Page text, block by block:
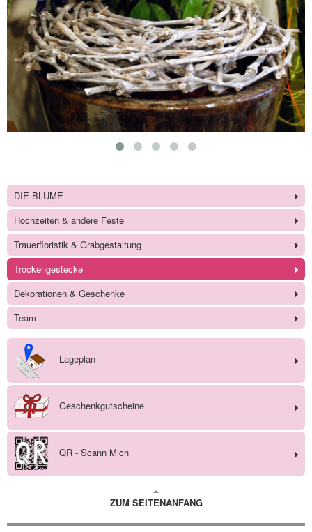
DIE BLUME
Hochzeiten & andere Feste
Trauerfloristik & Grabgestaltung
Trockengestecke
Dekorationen & Geschenke
Team
Lageplan
Geschenkgutscheine
QR - Scann Mich
ZUM SEITENANFANG